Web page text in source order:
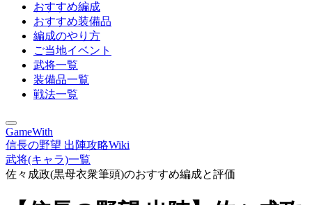
おすすめ編成
おすすめ装備品
編成のやり方
ご当地イベント
武将一覧
装備品一覧
戦法一覧
GameWith
信長の野望 出陣攻略Wiki
武将(キャラ)一覧
佐々成政(黒母衣衆筆頭)のおすすめ編成と評価